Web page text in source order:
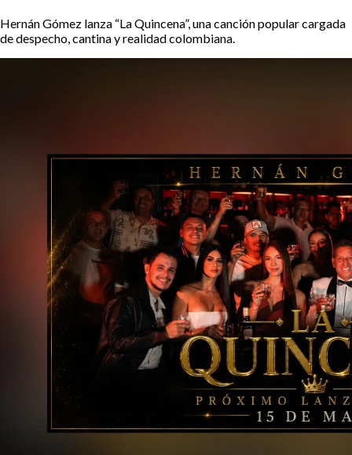
Hernán Gómez lanza “La Quincena”, una canción popular cargada
de despecho, cantina y realidad colombiana.